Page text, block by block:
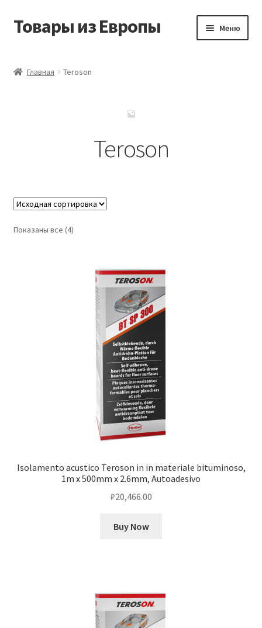
Перейти
Перейти
Товары из Европы Меню
Заказать товары из Европы
Мой аккаунт
Оформление заказа
Подтверждение заказа
Главная Teroson
Teroson
Показаны все (4)
Isolamento acustico Teroson in in materiale bituminoso,
1m x 500mm x 2.6mm, Autoadesivo
₽20,466.00
Buy Now